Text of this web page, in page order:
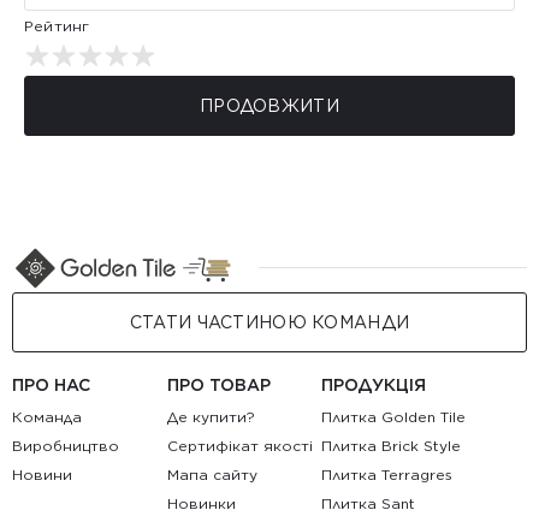
Рейтинг
ПРОДОВЖИТИ
СТАТИ ЧАСТИНОЮ КОМАНДИ
ПРО НАС
Команда
Виробництво
Новини
ПРО ТОВАР
Де купити?
Сертифікат якості
Мапа сайту
Новинки
ПРОДУКЦІЯ
Плитка Golden Tile
Плитка Brick Style
Плитка Terragres
Плитка Sant